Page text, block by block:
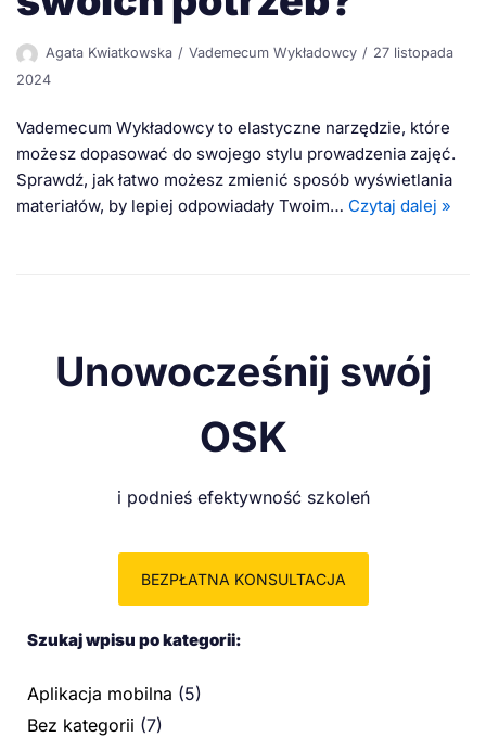
Agata Kwiatkowska Vademecum Wykładowcy
27 listopada
2024
Vademecum Wykładowcy to elastyczne narzędzie, które
możesz dopasować do swojego stylu prowadzenia zajęć.
Sprawdź, jak łatwo możesz zmienić sposób wyświetlania
materiałów, by lepiej odpowiadały Twoim… Czytaj dalej »
Unowocześnij swój
OSK
i podnieś efektywność szkoleń
BEZPŁATNA KONSULTACJA
Szukaj wpisu po kategorii:
Aplikacja mobilna (5)
Bez kategorii (7)